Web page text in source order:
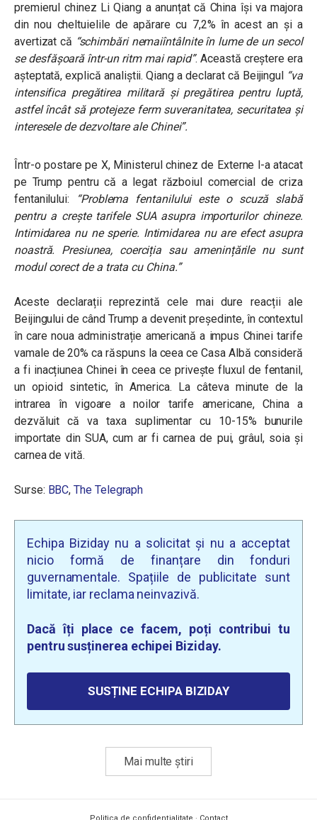
premierul chinez Li Qiang a anunțat că China își va majora
din nou cheltuielile de apărare cu 7,2% în acest an și a
avertizat că “schimbări nemaiîntâlnite în lume de un secol
se desfășoară într-un ritm mai rapid”. Această creștere era
așteptată, explică analiștii. Qiang a declarat că Beijingul “va
intensifica pregătirea militară și pregătirea pentru luptă,
astfel încât să protejeze ferm suveranitatea, securitatea și
interesele de dezvoltare ale Chinei”.
Într-o postare pe X, Ministerul chinez de Externe l-a atacat
pe Trump pentru că a legat războiul comercial de criza
fentanilului:
“Problema fentanilului este o scuză slabă
pentru a crește tarifele SUA asupra importurilor chineze.
Intimidarea nu ne sperie. Intimidarea nu are efect asupra
noastră. Presiunea, coerciția sau amenințările nu sunt
modul corect de a trata cu China.”
Aceste declarații reprezintă cele mai dure reacții ale
Beijingului de când Trump a devenit președinte, în contextul
în care noua administrație americană a impus Chinei tarife
vamale de 20% ca răspuns la ceea ce Casa Albă consideră
a fi inacțiunea Chinei în ceea ce privește fluxul de fentanil,
un opioid sintetic, în America. La câteva minute de la
intrarea în vigoare a noilor tarife americane, China a
dezvăluit că va taxa suplimentar cu 10-15% bunurile
importate din SUA, cum ar fi carnea de pui, grâul, soia și
carnea de vită.
Surse: BBC,The Telegraph
Echipa Biziday nu a solicitat și nu a acceptat
nicio formă de finanțare din fonduri
guvernamentale. Spațiile de publicitate sunt
limitate, iar reclama neinvazivă.
Dacă îți place ce facem, poți contribui tu
pentru susținerea echipei Biziday.
SUSȚINE ECHIPA BIZIDAY
Mai multe știri